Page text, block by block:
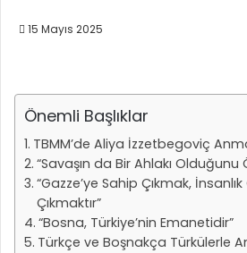
15 Mayıs 2025
Önemli Başlıklar
TBMM’de Aliya İzzetbegoviç
“Savaşın da Bir Ahlakı Olduğunu
“Gazze’ye Sahip Çıkmak,
Çıkmaktır”
“Bosna, Türkiye’nin Emanetidir”
Türkçe ve Boşnakça Türkülerle